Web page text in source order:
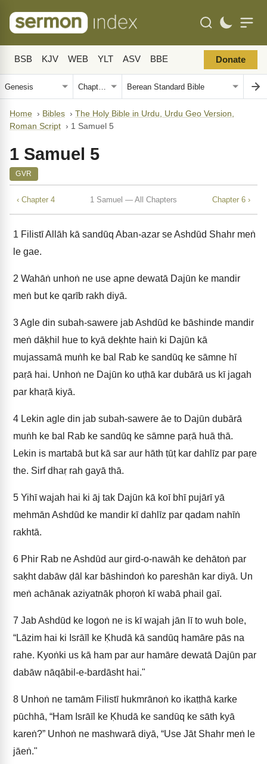
BSB KJV WEB YLT ASV BBE Donate
Home › Bibles › The Holy Bible in Urdu, Urdu Geo Version,
Roman Script › 1 Samuel 5
1 Samuel 5
GVR
‹ Chapter 4 1 Samuel — All Chapters Chapter 6 ›
1 Filistī Allāh kā sandūq Aban-azar se Ashdūd Shahr meṅ
le gae.
2 Wahāṅ unhoṅ ne use apne dewatā Dajūn ke mandir
meṅ but ke qarīb rakh diyā.
3Agle din subah-sawere jab Ashdūd ke bāshinde mandir
meṅ dāḳhil hue to kyā deḳhte haiṅ ki Dajūn kā
mujassamā muṅh ke bal Rab ke sandūq ke sāmne hī
paṛā hai. Unhoṅ ne Dajūn ko uṭhā kar dubārā us kī jagah
par khaṛā kiyā.
4 Lekin agle din jab subah-sawere āe to Dajūn dubārā
muṅh ke bal Rab ke sandūq ke sāmne paṛā huā thā.
Lekin is martabā but kā sar aur hāth ṭūṭ kar dahlīz par paṛe
the. Sirf dhaṛ rah gayā thā.
5 Yihī wajah hai ki āj tak Dajūn kā koī bhī pujārī yā
mehmān Ashdūd ke mandir kī dahlīz par qadam nahīṅ
rakhtā.
6 Phir Rab ne Ashdūd aur gird-o-nawāh ke dehātoṅ par
saḳht dabāw ḍāl kar bāshindoṅ ko pareshān kar diyā. Un
meṅ achānak aziyatnāk phoṛoṅ kī wabā phail gaī.
7 Jab Ashdūd ke logoṅ ne is kī wajah jān lī to wuh bole,
“Lāzim hai ki Isrāīl ke Ḳhudā kā sandūq hamāre pās na
rahe. Kyoṅki us kā ham par aur hamāre dewatā Dajūn par
dabāw nāqābil-e-bardāsht hai."
8 Unhoṅ ne tamām Filistī hukmrānoṅ ko ikaṭṭhā karke
pūchhā, “Ham Isrāīl ke Ḳhudā ke sandūq ke sāth kyā
kareṅ?” Unhoṅ ne mashwarā diyā, “Use Jāt Shahr meṅ le
jāeṅ."